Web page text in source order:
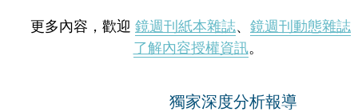
更多內容，歡迎 鏡週刊紙本雜誌、 鏡週刊動態雜誌
了解內容授權資訊。
獨家深度分析報導